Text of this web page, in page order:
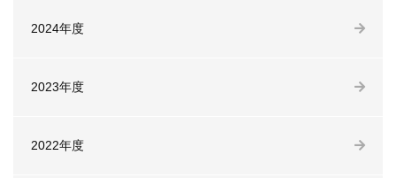
2024年度
2023年度
2022年度